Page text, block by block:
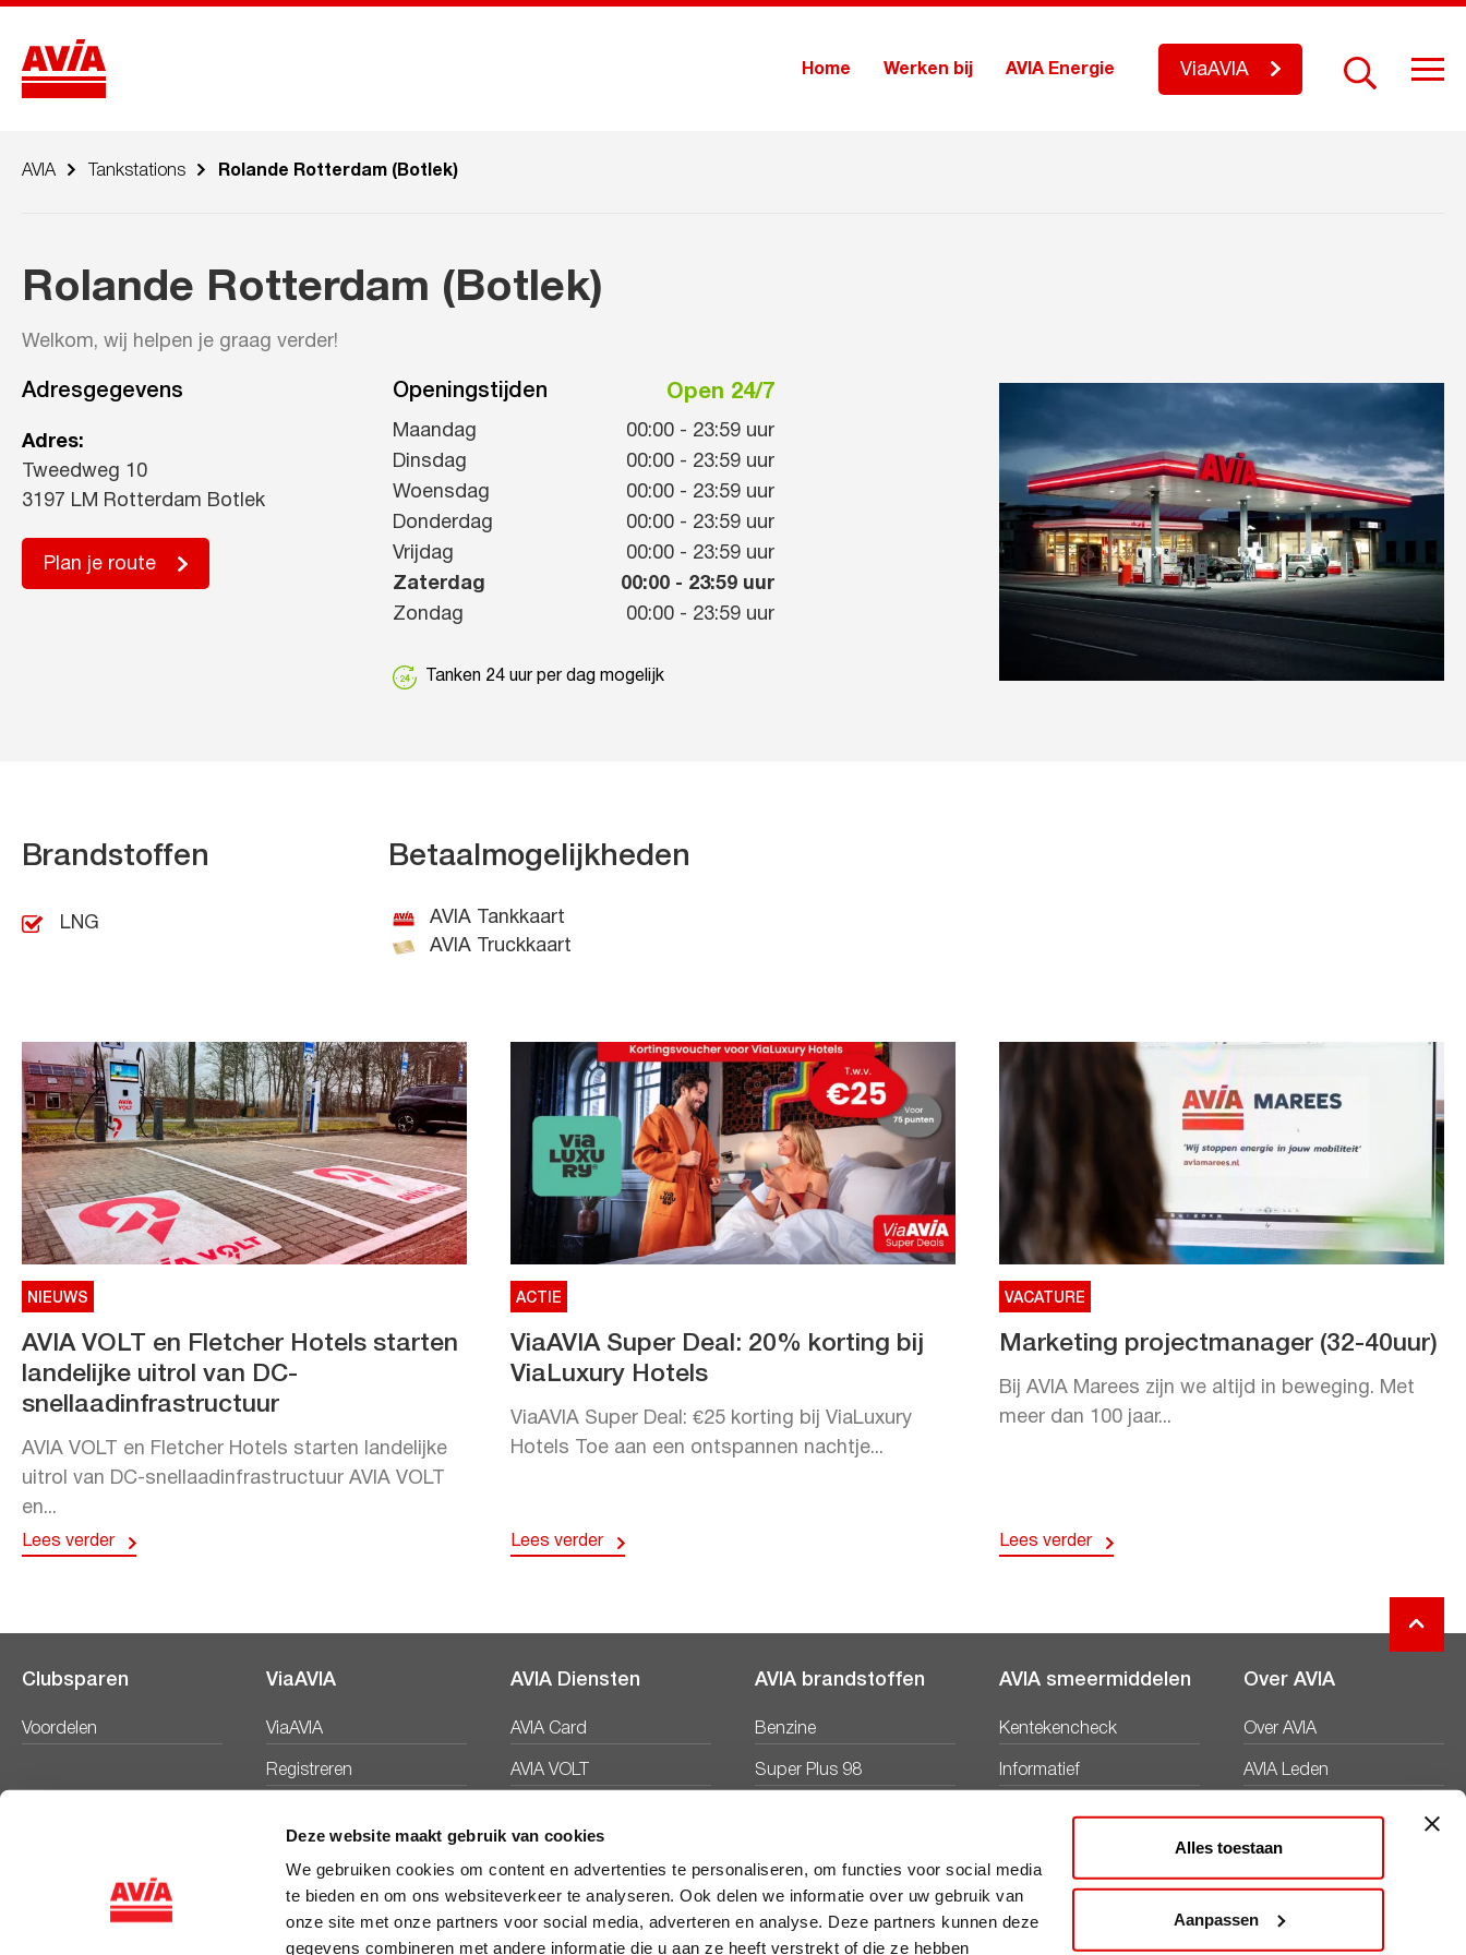
Deze website maakt gebruik van cookies
We gebruiken cookies om content en advertenties te personaliseren, om functies voor social media
te bieden en om ons websiteverkeer te analyseren. Ook delen we informatie over uw gebruik van
onze site met onze partners voor social media, adverteren en analyse. Deze partners kunnen deze
gegevens combineren met andere informatie die u aan ze heeft verstrekt of die ze hebben
Alles toestaan
Aanpassen
Home Werken bij AVIA Energie ViaAVIA
AVIA Tankstations Rolande Rotterdam (Botlek)
Rolande Rotterdam (Botlek)
Welkom, wij helpen je graag verder!
Adresgegevens
Adres:
Tweedweg 10
3197 LM Rotterdam Botlek
Plan je route
Openingstijden Open 24/7
Maandag 00:00 - 23:59 uur
Dinsdag
00:00 - 23:59 uur
Woensdag
00:00 - 23:59 uur
Donderdag
00:00 - 23:59 uur
Vrijdag
00:00 - 23:59 uur
Zaterdag
00:00 - 23:59 uur
Zondag
00:00 - 23:59 uur
Tanken 24 uur per dag mogelijk
Brandstoffen
LNG
Betaalmogelijkheden
AVIA Tankkaart
AVIA Truckkaart
NIEUWS
AVIA VOLT en Fletcher Hotels starten
landelijke uitrol van DC-
snellaadinfrastructuur
AVIA VOLT en Fletcher Hotels starten landelijke
uitrol van DC-snellaadinfrastructuur AVIA VOLT
en...
Lees verder
ACTIE
ViaAVIA Super Deal: 20% korting bij
ViaLuxury Hotels
ViaAVIA Super Deal: €25 korting bij ViaLuxury
Hotels Toe aan een ontspannen nachtje...
Lees verder
VACATURE
Marketing projectmanager (32-40uur)
Bij AVIA Marees zijn we altijd in beweging. Met
meer dan 100 jaar...
Lees verder
Clubsparen
Voordelen
ViaAVIA
ViaAVIA
Registreren
AVIA Diensten
AVIA Card
AVIA VOLT
AVIA brandstoffen
Benzine
Super Plus 98
AVIA smeermiddelen
Kentekencheck
Informatief
Productbladen
Over AVIA
Over AVIA
AVIA Leden
Nieuws
Duurzaamheid
Werken bij